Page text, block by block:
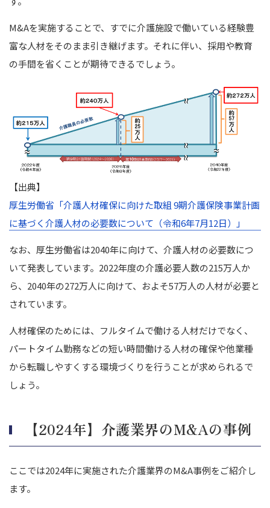
M&Aを実施することで、すでに介護施設で働いている経験豊
富な人材をそのまま引き継げます。それに伴い、採用や教育
の手間を省くことが期待できるでしょう。
【出典】
厚生労働省「介護人材確保に向けた取組 9期介護保険事業計画
に基づく介護人材の必要数について（令和6年7月12日）」
なお、厚生労働省は2040年に向けて、介護人材の必要数につ
いて発表しています。2022年度の介護必要人数の215万人か
ら、2040年の272万人に向けて、およそ57万人の人材が必要と
されています。
人材確保のためには、フルタイムで働ける人材だけでなく、
パートタイム勤務などの短い時間働ける人材の確保や他業種
から転職しやすくする環境づくりを行うことが求められるで
しょう。
【2024年】介護業界のM&Aの事例
ここでは2024年に実施された介護業界のM&A事例をご紹介し
ます。